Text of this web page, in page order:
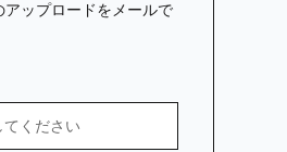
ップロードをメールで